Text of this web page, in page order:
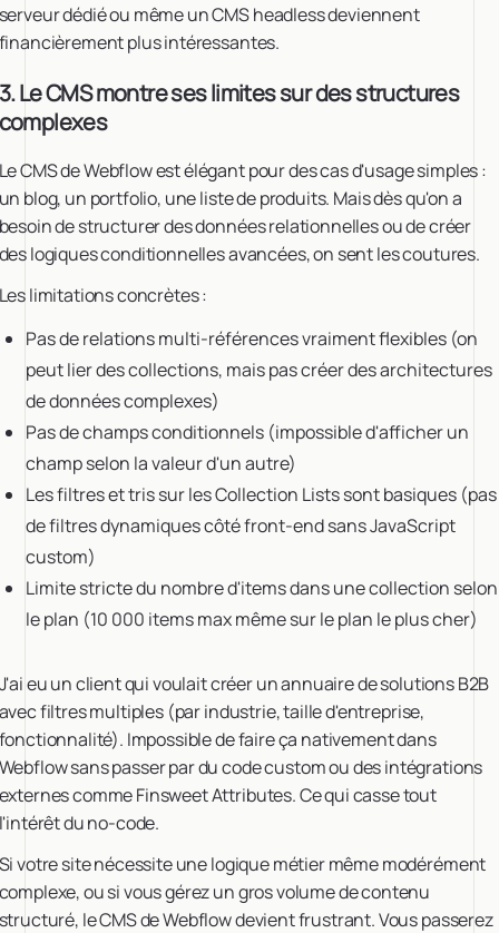
dédié ou même un CMS headless deviennent
plus intéressantes.
Le CMS montre ses limites sur des structures
CMS de Webflow est élégant pour des cas d'usage simples :
blog, un portfolio, une liste de produits. Mais dès qu'on a
de structurer des données relationnelles ou de créer
logiques conditionnelles avancées, on sent les coutures.
limitations concrètes :
Pas de relations multi-références vraiment flexibles (on
peut lier des collections, mais pas créer des architectures
de données complexes)
Pas de champs conditionnels (impossible d'afficher un
champ selon la valeur d'un autre)
Les filtres et tris sur les Collection Lists sont basiques (pas
de filtres dynamiques côté front-end sans JavaScript
custom)
Limite stricte du nombre d'items dans une collection selon
le plan (10 000 items max même sur le plan le plus cher)
eu un client qui voulait créer un annuaire de solutions B2B
filtres multiples (par industrie, taille d'entreprise,
Impossible de faire ça nativement dans
sans passer par du code custom ou des intégrations
comme Finsweet Attributes. Ce qui casse tout
du no-code.
votre site nécessite une logique métier même modérément
ou si vous gérez un gros volume de contenu
le CMS de Webflow devient frustrant. Vous passerez